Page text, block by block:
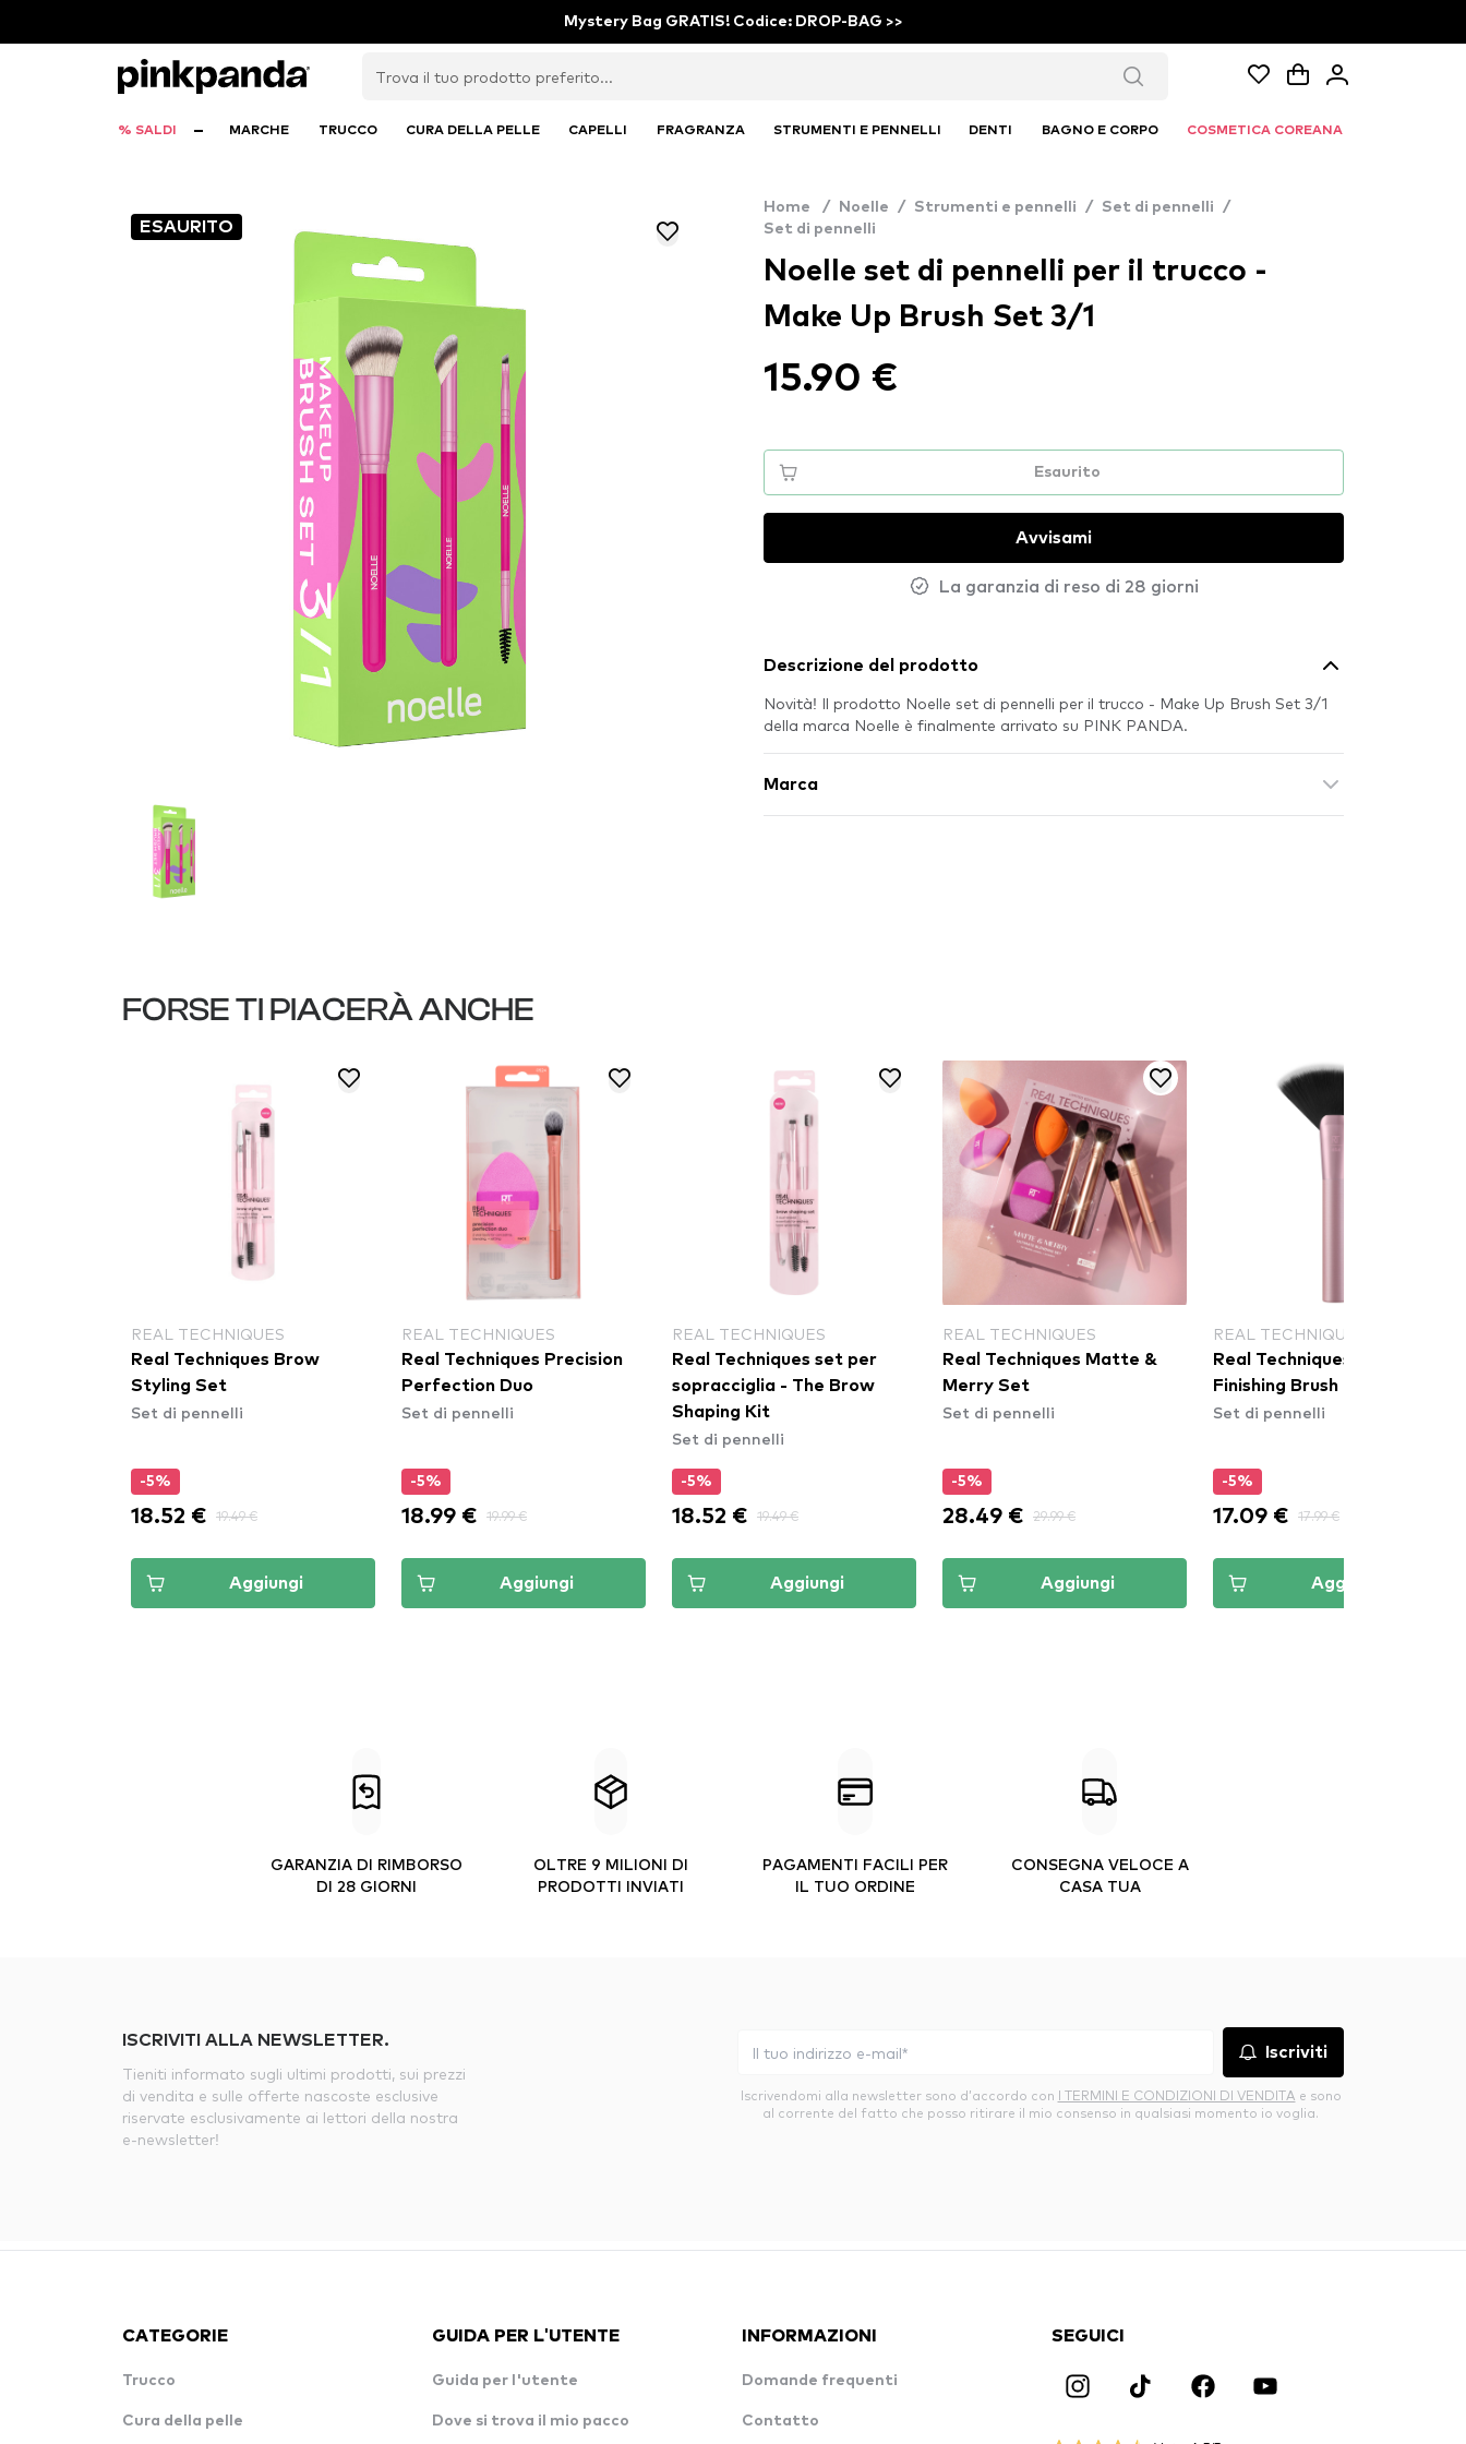
Mystery Bag GRATIS! Codice: DROP-BAG >>
% SALDI MARCHE TRUCCO CURA DELLA PELLE CAPELLI FRAGRANZA STRUMENTI E PENNELLI DENTI BAGNO E CORPO COSMETICA COREANA
ESAURITO
Home / Noelle / Strumenti e pennelli / Set di pennelli
/
Set di pennelli
Noelle set di pennelli per il trucco -
Make Up Brush Set 3/1
15.90 €
Esaurito
Avvisami
La garanzia di reso di 28 giorni
Descrizione del prodotto
Novità! Il prodotto Noelle set di pennelli per il trucco - Make Up Brush Set 3/1
della marca Noelle è finalmente arrivato su PINK PANDA.
Marca
FORSE TI PIACERÀ ANCHE
REAL TECHNIQUES
Real Techniques Brow
Styling Set
Set di pennelli
-5%
18.52 € 19.49 €
Aggiungi
REAL TECHNIQUES
Real Techniques Precision
Perfection Duo
Set di pennelli
-5%
18.99 € 19.99 €
Aggiungi
REAL TECHNIQUES
Real Techniques set per
sopracciglia - The Brow
Shaping Kit
Set di pennelli
-5%
18.52 € 19.49 €
Aggiungi
REAL TECHNIQUES
Real Techniques Matte &
Merry Set
Set di pennelli
-5%
28.49 € 29.99 €
Aggiungi
REAL TECHNIQUES
Real Techniques Extra Big
Finishing Brush
Set di pennelli
-5%
17.09 € 17.99 €
Aggiungi
GARANZIA DI RIMBORSO
DI 28 GIORNI
OLTRE 9 MILIONI DI
PRODOTTI INVIATI
PAGAMENTI FACILI PER
IL TUO ORDINE
CONSEGNA VELOCE A
CASA TUA
ISCRIVITI ALLA NEWSLETTER.
Tieniti informato sugli ultimi prodotti, sui prezzi
di vendita e sulle offerte nascoste esclusive
riservate esclusivamente ai lettori della nostra
e-newsletter!
Iscriviti
Iscrivendomi alla newsletter sono d’accordo con I TERMINI E CONDIZIONI DI VENDITA e sono
al corrente del fatto che posso ritirare il mio consenso in qualsiasi momento io voglia.
CATEGORIE
Trucco
Cura della pelle
GUIDA PER L'UTENTE
Guida per l'utente
Dove si trova il mio pacco
INFORMAZIONI
Domande frequenti
Contatto
SEGUICI